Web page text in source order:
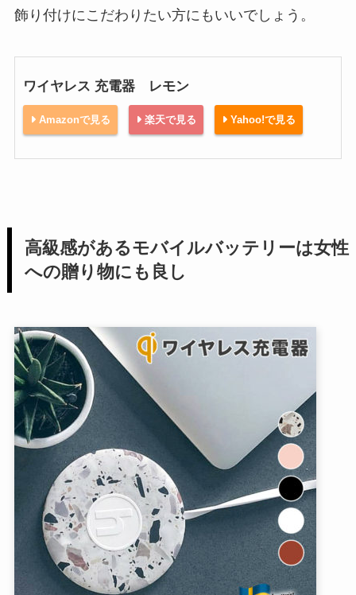
飾り付けにこだわりたい方にもいいでしょう。
ワイヤレス 充電器 レモン
Amazonで見る 楽天で見る Yahoo!で見る
高級感があるモバイルバッテリーは女性
への贈り物にも良し